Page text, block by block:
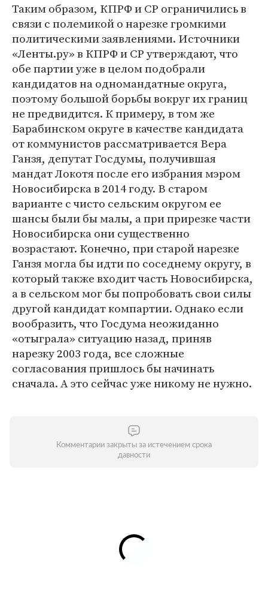
Таким образом, КПРФ и СР ограничились в
связи с полемикой о нарезке громкими
политическими заявлениями. Источники
«Ленты.ру» в КПРФ и СР утверждают, что
обе партии уже в целом подобрали
кандидатов на одномандатные округа,
поэтому большой борьбы вокруг их границ
не предвидится. К примеру, в том же
Барабинском округе в качестве кандидата
от коммунистов рассматривается Вера
Ганзя, депутат Госдумы, получившая
мандат Локотя после его избрания мэром
Новосибирска в 2014 году. В старом
варианте с чисто сельским округом ее
шансы были бы малы, а при прирезке части
Новосибирска они существенно
возрастают. Конечно, при старой нарезке
Ганзя могла бы идти по соседнему округу, в
который также входит часть Новосибирска,
а в сельском мог бы попробовать свои силы
другой кандидат компартии. Однако если
вообразить, что Госдума неожиданно
«отыграла» ситуацию назад, приняв
нарезку 2003 года, все сложные
согласования пришлось бы начинать
сначала. А это сейчас уже никому не нужно.
Комментарии закрыты за истечением срока
давности